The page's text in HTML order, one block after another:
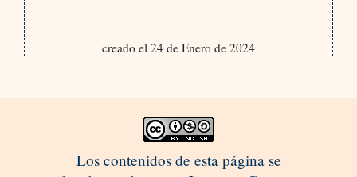
creado el 24 de Enero de 2024
Los contenidos de esta página se